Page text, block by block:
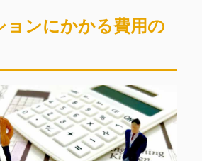
ョンにかかる費用の